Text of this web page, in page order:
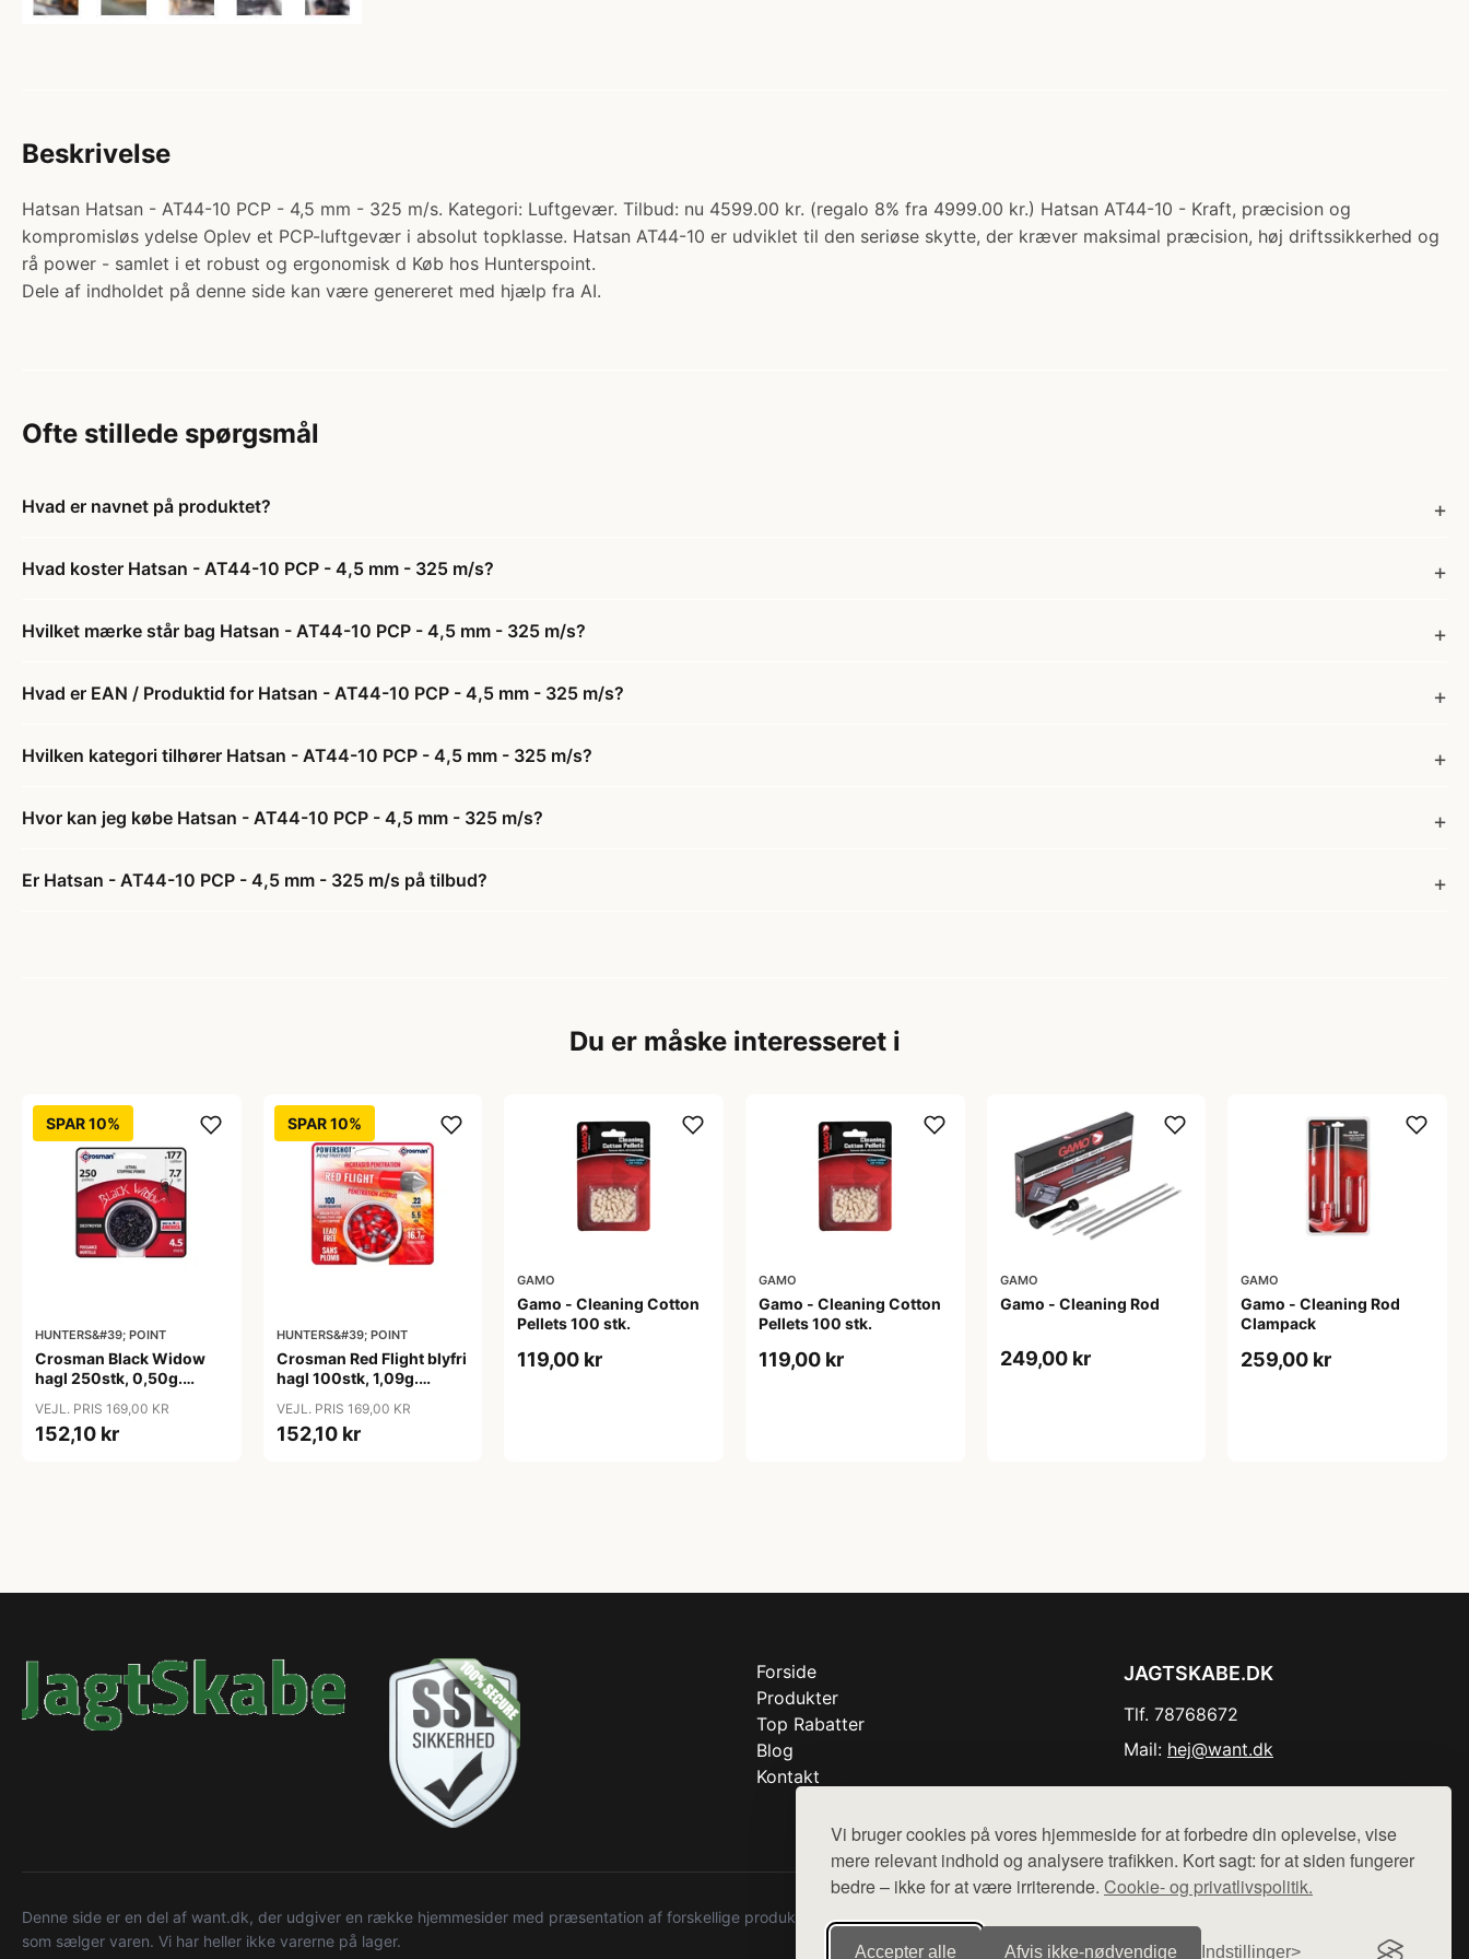
Vi bruger cookies på vores hjemmeside for at forbedre din oplevelse, vise
mere relevant indhold og analysere trafikken. Kort sagt: for at siden fungerer
bedre – ikke for at være irriterende. Cookie- og privatlivspolitik.
Accepter alle Afvis ikke‑nødvendige Indstillinger
Beskrivelse
Hatsan Hatsan - AT44-10 PCP - 4,5 mm - 325 m/s. Kategori: Luftgevær. Tilbud: nu 4599.00 kr. (regalo 8% fra 4999.00 kr.) Hatsan AT44-10 - Kraft, præcision og
kompromisløs ydelse Oplev et PCP-luftgevær i absolut topklasse. Hatsan AT44-10 er udviklet til den seriøse skytte, der kræver maksimal præcision, høj driftssikkerhed og
rå power - samlet i et robust og ergonomisk d Køb hos Hunterspoint.
Dele af indholdet på denne side kan være genereret med hjælp fra AI.
Ofte stillede spørgsmål
Hvad er navnet på produktet?
Hvad koster Hatsan - AT44-10 PCP - 4,5 mm - 325 m/s?
Hvilket mærke står bag Hatsan - AT44-10 PCP - 4,5 mm - 325 m/s?
Hvad er EAN / Produktid for Hatsan - AT44-10 PCP - 4,5 mm - 325 m/s?
Hvilken kategori tilhører Hatsan - AT44-10 PCP - 4,5 mm - 325 m/s?
Hvor kan jeg købe Hatsan - AT44-10 PCP - 4,5 mm - 325 m/s?
Er Hatsan - AT44-10 PCP - 4,5 mm - 325 m/s på tilbud?
Du er måske interesseret i
SPAR 10%
HUNTERS&#39; POINT
Crosman Black Widow
hagl 250stk, 0,50g.
VEJL. PRIS 169,00 KR
152,10 kr
SPAR 10%
HUNTERS&#39; POINT
Crosman Red Flight blyfri
hagl 100stk, 1,09g.
VEJL. PRIS 169,00 KR
152,10 kr
GAMO
Gamo - Cleaning Cotton
Pellets 100 stk.
119,00 kr
GAMO
Gamo - Cleaning Cotton
Pellets 100 stk.
119,00 kr
GAMO
Gamo - Cleaning Rod
249,00 kr
GAMO
Gamo - Cleaning Rod
Clampack
259,00 kr
Forside
Produkter
Top Rabatter
Blog
Kontakt
JAGTSKABE.DK
Tlf. 78768672
Mail: hej@want.dk
Denne side er en del af want.dk, der udgiver en række hjemmesider med præsentation af forskellige produkter fra diverse webshops. Der sælges ikke varer fra denne side - vi henviser til de shops,
som sælger varen. Vi har heller ikke varerne på lager.